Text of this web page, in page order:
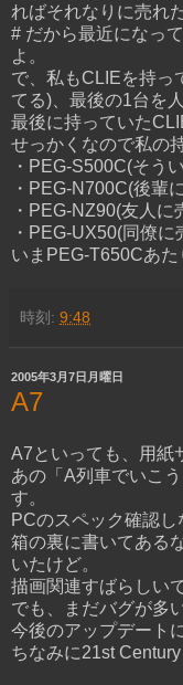
ればそれなりに売れ
# だから最近になっ
よ。
で、私もCLIEを持っ
てる)、最後の1台を
最後に持っていた
せっかくなので私の
・PEG-S500C(そう
・PEG-N700C(後輩
・PEG-NZ90(友人に
・PEG-UX50(同僚に
いまPEG-T650Cあ
時刻: 9:48
2005年3月7日月曜日
A7
A7といっても、用紙
あの「A列車でいこ
す。
PCのスペック確認し
箱の裏に書いてある
いたけど。
描画関連すばらしい
でも、まだバグが多
今後のアップデート
ちなみに21st Century